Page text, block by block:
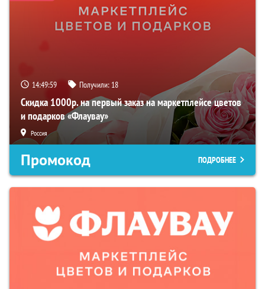
14:49:58 Получили: 18
Скидка 1000р. на первый заказ на маркетплейсе цветов
и подарков «Флаувау»
Россия
Промокод ПОДРОБНЕЕ